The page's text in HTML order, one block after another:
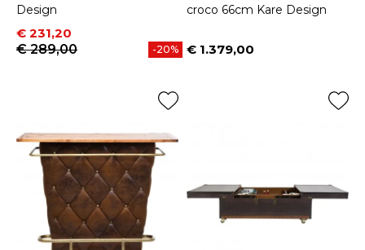
Design
Prijs
€ 231,20
Normale prijs
€ 289,00
-20%
croco 66cm Kare Design
Prijs
€ 1.379,00